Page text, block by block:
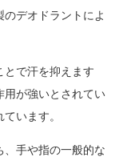
デオドラントによ
とで汗を抑えます
用が強いとされてい
います。
、手や指の一般的な